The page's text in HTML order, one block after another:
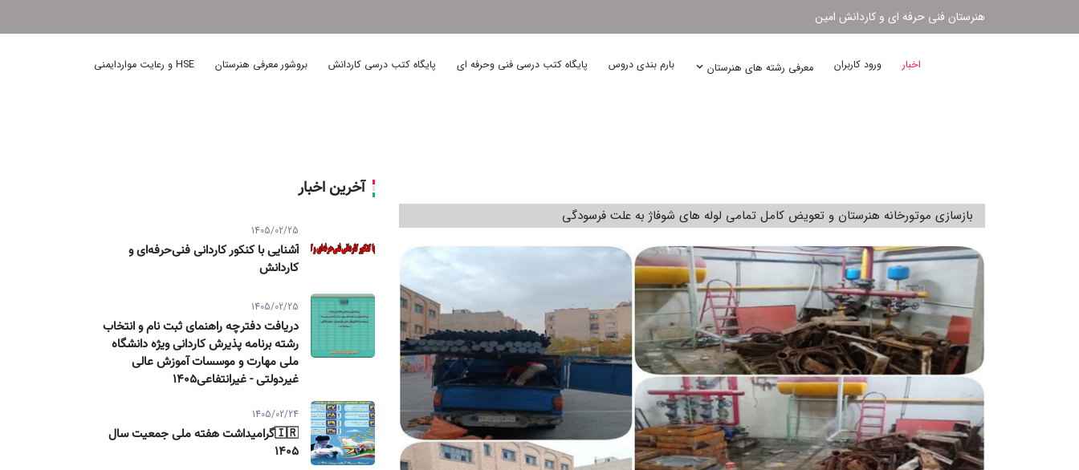
هنرستان فنی حرفه ای و کاردانش امین
اخبار ورود کاربران معرفی رشته های هنرستان بارم بندی دروس پایگاه کتب درسی فنی وحرفه ای پایگاه کتب درسی کاردانش بروشور معرفی هنرستان HSE و رعایت مواردایمنی
بازسازی موتورخانه هنرستان و تعویض کامل تمامی لوله های شوفاژ به علت فرسودگی
آخرین اخبار
1405/02/25
آشنایی با کنکور کاردانی فنی‌حرفه‌ای و
کاردانش
1405/02/25
دریافت دفترچه راهنمای ثبت نام و انتخاب
رشته برنامه پذیرش کاردانی ویژه دانشگاه
ملی مهارت و موسسات آموزش عالی
غیردولتی - غیرانتفاعی1405
1405/02/24
🇮🇷گرامیداشت هفته ملی جمعیت سال
۱۴۰۵